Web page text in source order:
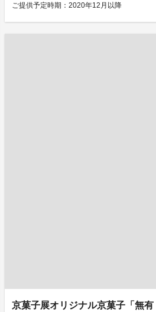
ご提供予定時期：2020年12月以降
京菓子展オリジナル京菓子「無